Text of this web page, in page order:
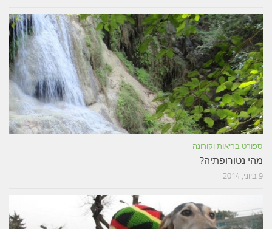
ספורט בריאות וקורונה
מהי נטורופתיה?
9 ביוני, 2014